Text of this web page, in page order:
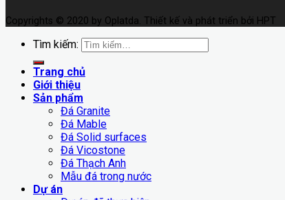
Copyrights © 2020 by Oplatda. Thiết kế và phát triển bởi HPT
Tìm kiếm:
Trang chủ
Giới thiệu
Sản phẩm
Đá Granite
Đá Mable
Đá Solid surfaces
Đá Vicostone
Đá Thạch Anh
Mẫu đá trong nước
Dự án